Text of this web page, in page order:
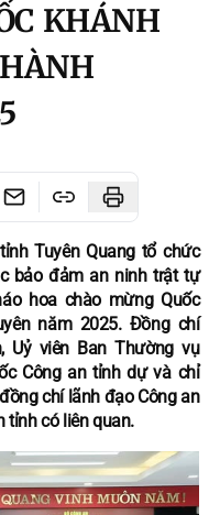
KHÁNH
Tuyên Quang tổ chức
bảo đảm an ninh trật tự
hoa chào mừng Quốc
năm 2025. Đồng chí
Uỷ viên Ban Thường vụ
Công an tỉnh dự và chỉ
chí lãnh đạo Công an
tỉnh có liên quan.